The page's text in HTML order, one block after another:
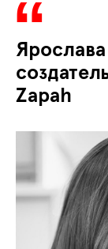
Zapah